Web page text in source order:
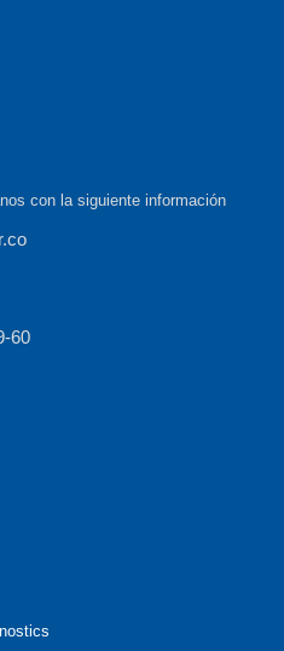
con la siguiente información
60